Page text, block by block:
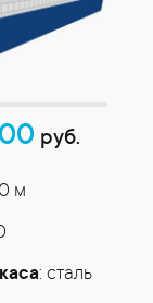
руб.
м
: сталь